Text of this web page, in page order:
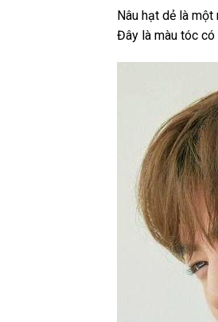
Nâu hạt dẻ là một
Đây là màu tóc có